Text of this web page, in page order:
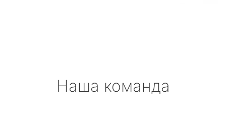
Наша команда